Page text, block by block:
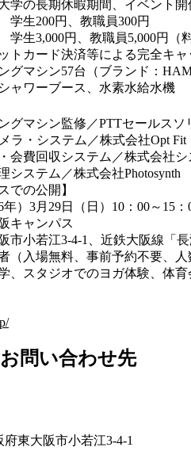
学の長期休暇期間、イベント
生200円、教職員300円
円、教職員5,000円（料
ド決済等による完全キャ
グマシン57台（ブランド：
ブース、水素水給水機
マシン監修／PTTセールスソ
ステム／株式会社Opt Fit
収システム／株式会社シス
ム／株式会社Photosynth
での公開】
）3月29日（日）10：00～15：
キャンパス
若江3-4-1、近鉄大阪線「長
（入場無料、事前予約不要、人
、スタジオでのヨガ体験、体
問い合わせ先
府東大阪市小若江3-4-1